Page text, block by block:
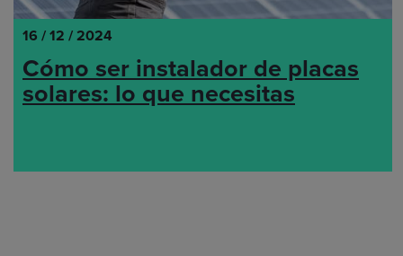
16 / 12 / 2024
Cómo ser instalador de placas
solares: lo que necesitas